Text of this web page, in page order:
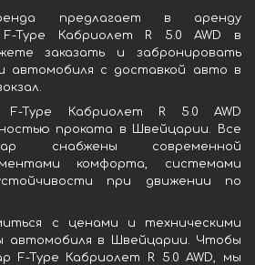
предлагает в аренду
F-Type Кабриолет R 5.0 AWD в
заказать и забронировать
автомобиля с доставкой авто в
F-Type Кабриолет R 5.0 AWD
проката в Швейцарии. Все
снабжены современной
комфорта, системами
при движении по
с ценами и техническими
автомобиля в Швейцарии. Чтобы
F-Type Кабриолет R 5.0 AWD, мы